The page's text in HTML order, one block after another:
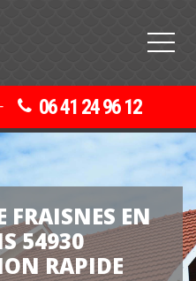
- 06 41 24 96 12
FRAISNES EN
54930
RAPIDE